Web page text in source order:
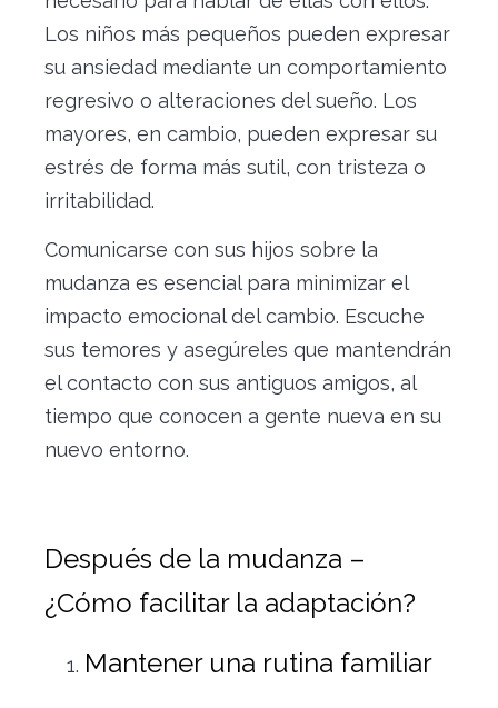
Los niños más pequeños pueden expresar
su ansiedad mediante un comportamiento
regresivo o alteraciones del sueño. Los
mayores, en cambio, pueden expresar su
estrés de forma más sutil, con tristeza o
irritabilidad.
Comunicarse con sus hijos sobre la
mudanza es esencial para minimizar el
impacto emocional del cambio. Escuche
sus temores y asegúreles que mantendrán
el contacto con sus antiguos amigos, al
tiempo que conocen a gente nueva en su
nuevo entorno.
Después de la mudanza –
¿Cómo facilitar la adaptación?
Mantener una rutina familiar